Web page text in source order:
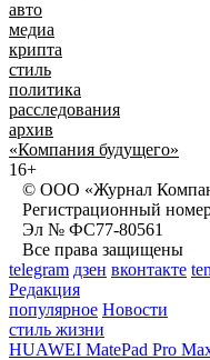
авто
медиа
крипта
стиль
политика
расследования
архив
«Компания будущего»
16+
© ООО «Журнал
Регистрационный
Эл № ФС77-80561
Все права защищены
telegram дзен вконтакте
Редакция
популярное Новости
стиль жизни
HUAWEI MatePad Pro